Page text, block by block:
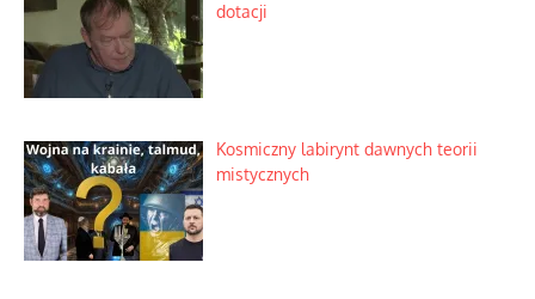
dotacji
Kosmiczny labirynt dawnych teorii
mistycznych